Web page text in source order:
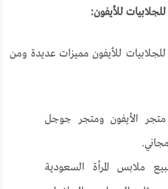
للأيفون:
للأيفون مميزات عديدة ومن
الأيفون ومتجر جوجل
ملابس المرأة السعودية